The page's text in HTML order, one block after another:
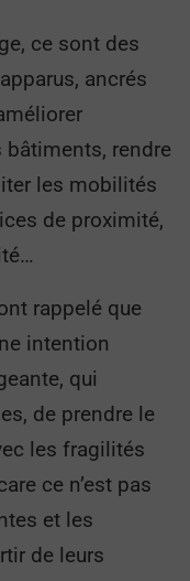
ce sont des
ancrés
bâtiments, rendre
les mobilités
de proximité,
rappelé que
intention
qui
de prendre le
les fragilités
ce n’est pas
et les
de leurs